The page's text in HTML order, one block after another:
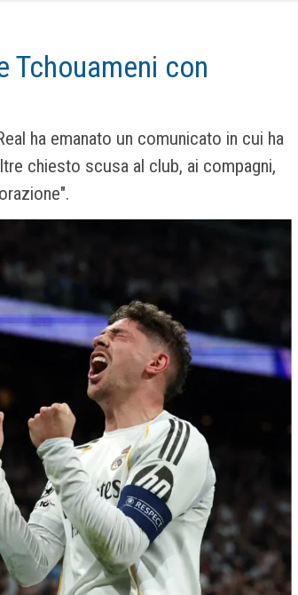
Tchouameni con
ha emanato un comunicato in cui ha
chiesto scusa al club, ai compagni,